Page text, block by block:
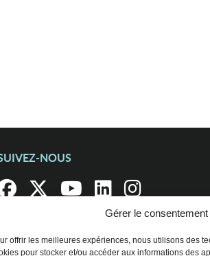
Gérer le consentement
offrir les meilleures expériences, nous utilisons des
pour stocker et/ou accéder aux informations des
NOUS